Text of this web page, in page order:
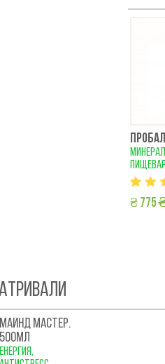
₴ 775
МАЙНД МАСТЕР.
500МЛ
енергия,